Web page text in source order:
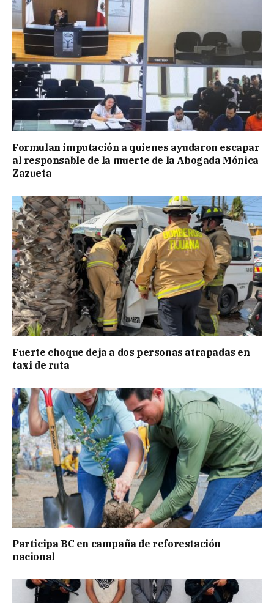
Formulan imputación a quienes ayudaron escapar
al responsable de la muerte de la Abogada Mónica
Zazueta
Fuerte choque deja a dos personas atrapadas en
taxi de ruta
Participa BC en campaña de reforestación
nacional